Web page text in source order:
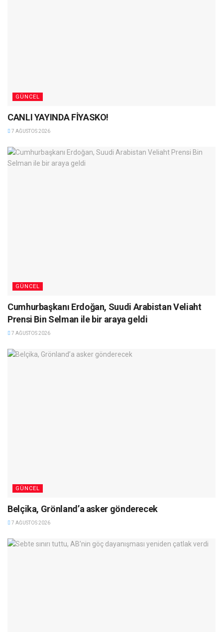
GÜNCEL
CANLI YAYINDA FİYASKO!
7 AĞUSTOS 2026
GÜNCEL
Cumhurbaşkanı Erdoğan, Suudi Arabistan Veliaht
Prensi Bin Selman ile bir araya geldi
7 AĞUSTOS 2026
GÜNCEL
Belçika, Grönland’a asker gönderecek
7 AĞUSTOS 2026